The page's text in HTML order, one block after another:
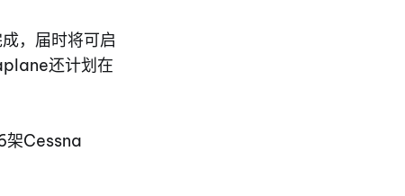
，届时将可启
还计划在
架Cessna